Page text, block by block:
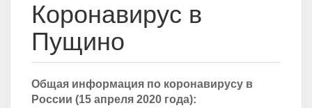
Коронавирус в
Пущино
Общая информация по коронавирусу в
России (15 апреля 2020 года):